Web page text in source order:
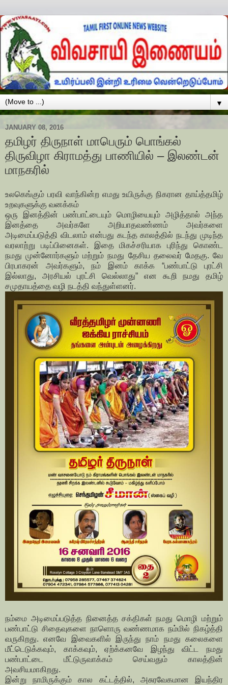
▼
JANUARY 08, 2016
தமிழர் திருநாள் மாபெரும் பொங்கல்
திருவிழா கிராமத்து பாணியில் – இலண்டன்
மாநகரில்
உலகெங்கும் பரவி வாந்கின்ற எமது உயிருக்கு நிகரான தாய்த்தமிழ்
உறவுகளுக்கு வனக்கம்
ஒரு இனத்தின் பண்பாட்டையும் மொழியையும் அழித்தால் அந்த
இனத்தை அவர்களே அறியாதவண்ணம் அவர்களை
அடிமைப்படுத்தி விடலாம் என்பது கடந்த காலத்தில் நடந்து முடிந்த
வரலாற்று படிப்பினைகள். இதை மிகச்சரியாக புரிந்து கொண்ட
நமது முன்னோர்களும் மற்றும் நமது தேசிய தலைவர் மேதகு. வே
பிரபாகரன் அவர்களும், நம் இனம் காக்க “பண்பாட்டு புரட்சி
இல்லாது, அரசியல் புரட்சி வெல்லாது” என கூறி நமது தமிழ்
சமுதாயத்தை வழி நடத்தி வந்துள்ளனர்.
நம்மை அடிமைப்படுத்த நினைத்த சக்திகள் நமது மொழி மற்றும்
பண்பாட்டு சிதைவுகளை நாளொரு வண்ணமாக நம்மில் நிகழ்த்தி
வருகிறது. எனவே இவைகளில் இருந்து நாம் நமது கலைகளை
மீட்டெடுக்கவும், காக்கவும், ஏற்க்கனவே இழந்து விட்ட நமது
பண்பாட்டை மீட்டுருவாக்கம் செய்வதும் காலத்தின்
அவசியமாகிறது.
இன்று நாமிருக்கும் கால கட்டத்தில், அசுரவேகமான இயந்திர